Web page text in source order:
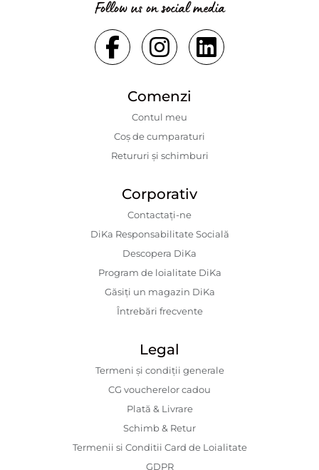
Follow us on social media
Comenzi
Contul meu
Coș de cumparaturi
Retururi și schimburi
Corporativ
Contactaţi-ne
DiKa Responsabilitate Socială
Descopera DiKa
Program de loialitate DiKa
Găsiți un magazin DiKa
Întrebări frecvente
Legal
Termeni și condiții generale
CG voucherelor cadou
Plată & Livrare
Schimb & Retur
Termenii si Conditii Card de Loialitate
GDPR